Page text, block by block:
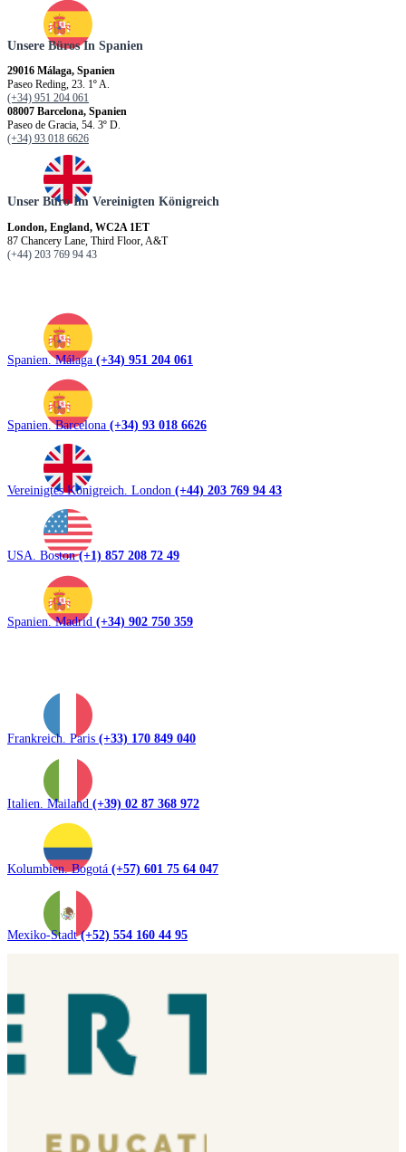
Unsere Büros In Spanien
29016 Málaga, Spanien
Paseo Reding, 23. 1º A.
(+34) 951 204 061
08007 Barcelona, Spanien
Paseo de Gracia, 54. 3º D.
(+34) 93 018 6626
Unser Büro Im Vereinigten Königreich
London, England, WC2A 1ET
87 Chancery Lane, Third Floor, A&T
(+44) 203 769 94 43
Spanien. Málaga (+34) 951 204 061
Spanien. Barcelona (+34) 93 018 6626
Vereinigtes Königreich. London (+44) 203 769 94 43
USA. Boston(+1) 857 208 72 49
Spanien. Madrid (+34) 902 750 359
Frankreich. Paris (+33) 170 849 040
Italien. Mailand (+39) 02 87 368 972
Kolumbien. Bogotá (+57) 601 75 64 047
Mexiko-Stadt(+52) 554 160 44 95